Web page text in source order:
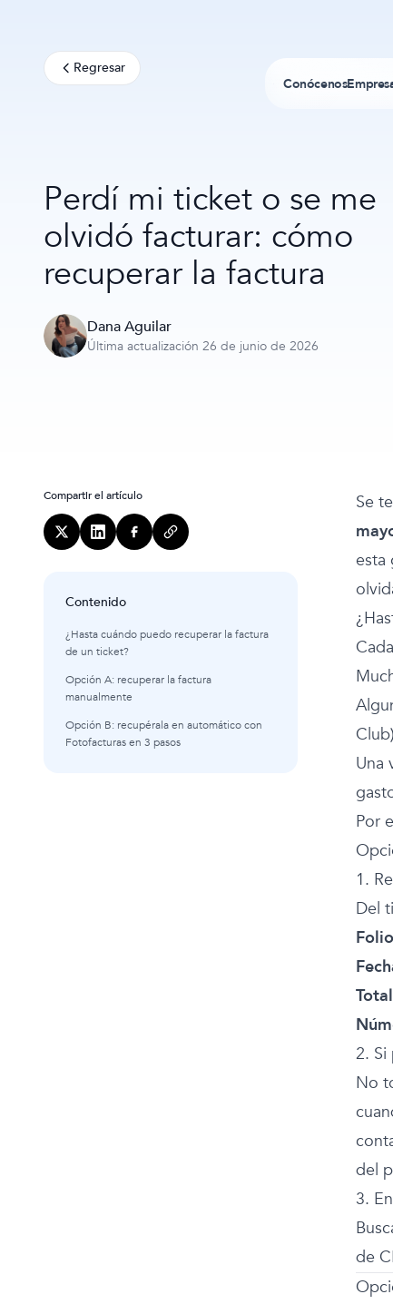
Conócenos
Regresar
Perdí mi ticket o se me
olvidó facturar: cómo
recuperar la factura
Dana Aguilar
Última actualización 26 de junio de 2026
Compartir el artículo
Contenido
¿Hasta cuándo puedo recuperar la factura
de un ticket?
Opción A: recuperar la factura
manualmente
Opción B: recupérala en automático con
Fotofacturas en 3 pasos
Se
esta
Una
Por
1.
Del
2.
No
del
3.
de